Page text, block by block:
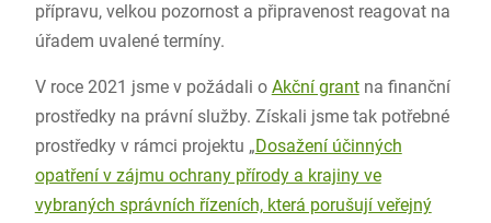
přípravu, velkou pozornost a připravenost reagovat na
úřadem uvalené termíny.
V roce 2021 jsme v požádali o Akční grantna finanční
prostředky na právní služby. Získali jsme tak potřebné
prostředky v rámci projektu „Dosažení účinných
opatření v zájmu ochrany přírody a krajiny ve
vybraných správních řízeních, která porušují veřejný